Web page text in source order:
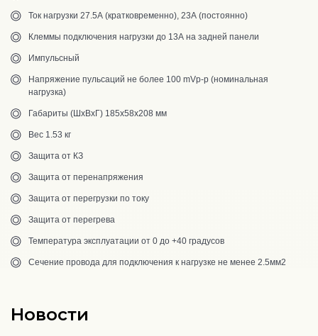
Ток нагрузки 27.5А (кратковременно), 23А (постоянно)
Клеммы подключения нагрузки до 13А на задней панели
Импульсный
Напряжение пульсаций не более 100 mVp-p (номинальная
нагрузка)
Габариты (ШхВхГ) 185х58х208 мм
Вес 1.53 кг
Защита от КЗ
Защита от перенапряжения
Защита от перегрузки по току
Защита от перегрева
Температура эксплуатации от 0 до +40 градусов
Сечение провода для подключения к нагрузке не менее 2.5мм2
Новости